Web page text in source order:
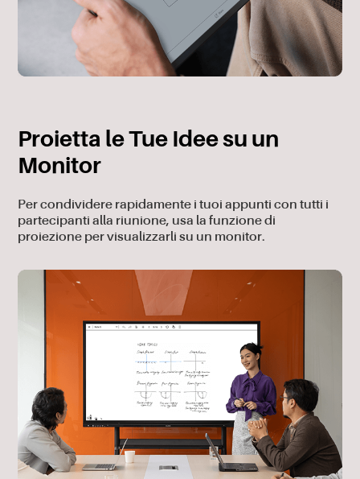
Proietta le Tue Idee su un
Monitor
Per condividere rapidamente i tuoi appunti con tutti i
partecipanti alla riunione, usa la funzione di
proiezione per visualizzarli su un monitor.